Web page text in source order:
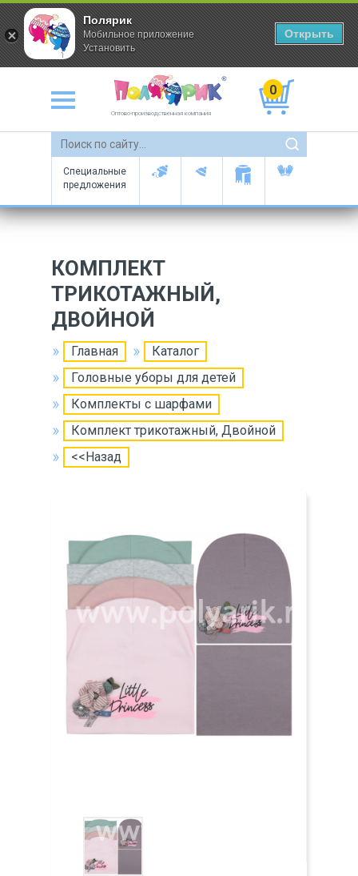
Оптово-производственная компания
0
Специальные
предложения
КОМПЛЕКТ
ТРИКОТАЖНЫЙ,
ДВОЙНОЙ
Главная
Каталог
Головные уборы для детей
Комплекты с шарфами
Комплект трикотажный, Двойной
<<Назад
Полярик
Мобильное приложение
Установить
Открыть